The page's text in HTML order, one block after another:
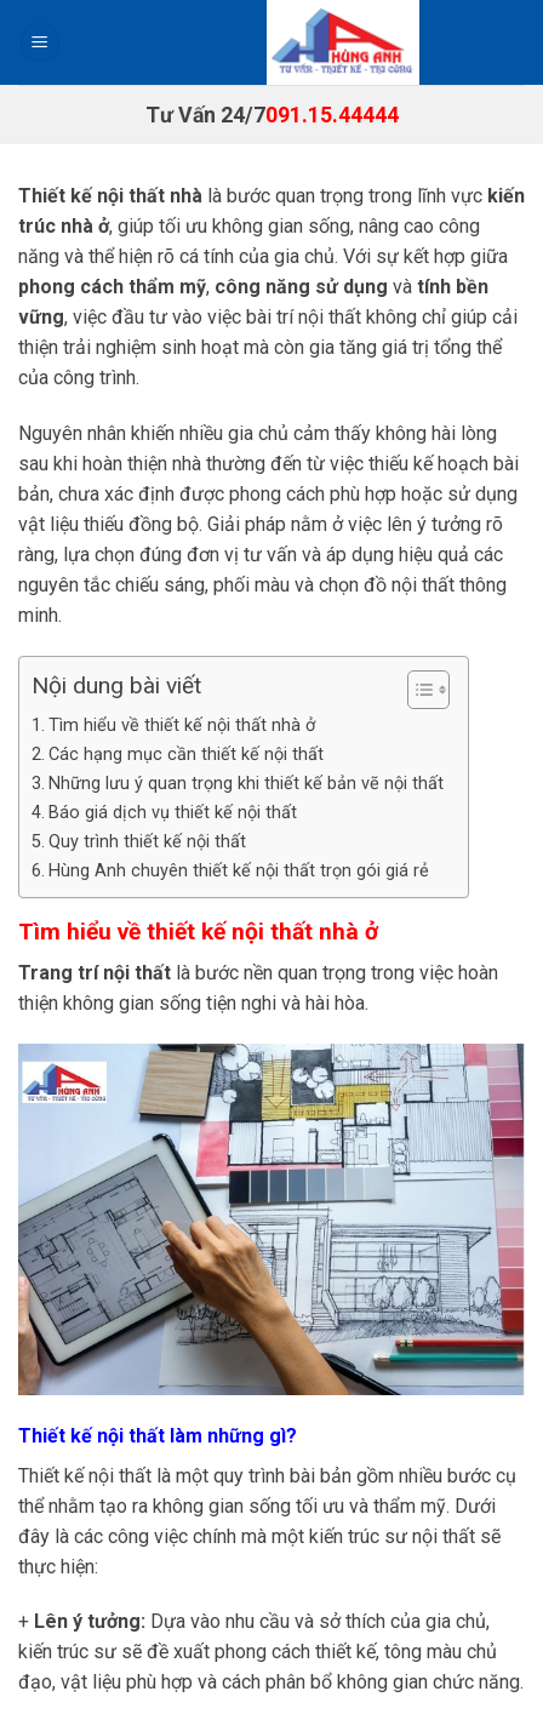
Tư Vấn 24/7091.15.44444
Thiết kế nội thất nhà là bước quan trọng trong lĩnh vực kiến
trúc nhà ở, giúp tối ưu không gian sống, nâng cao công
năng và thể hiện rõ cá tính của gia chủ. Với sự kết hợp giữa
phong cách thẩm mỹ, công năng sử dụng và tính bền
vững, việc đầu tư vào việc bài trí nội thất không chỉ giúp cải
thiện trải nghiệm sinh hoạt mà còn gia tăng giá trị tổng thể
của công trình.
Nguyên nhân khiến nhiều gia chủ cảm thấy không hài lòng
sau khi hoàn thiện nhà thường đến từ việc thiếu kế hoạch bài
bản, chưa xác định được phong cách phù hợp hoặc sử dụng
vật liệu thiếu đồng bộ. Giải pháp nằm ở việc lên ý tưởng rõ
ràng, lựa chọn đúng đơn vị tư vấn và áp dụng hiệu quả các
nguyên tắc chiếu sáng, phối màu và chọn đồ nội thất thông
minh.
Nội dung bài viết
Tìm hiểu về thiết kế nội thất nhà ở
Các hạng mục cần thiết kế nội thất
Những lưu ý quan trọng khi thiết kế bản vẽ nội thất
Báo giá dịch vụ thiết kế nội thất
Quy trình thiết kế nội thất
Hùng Anh chuyên thiết kế nội thất trọn gói giá rẻ
Tìm hiểu về thiết kế nội thất nhà ở
Trang trí nội thất là bước nền quan trọng trong việc hoàn
thiện không gian sống tiện nghi và hài hòa.
Thiết kế nội thất làm những gì?
Thiết kế nội thất là một quy trình bài bản gồm nhiều bước cụ
thể nhằm tạo ra không gian sống tối ưu và thẩm mỹ. Dưới
đây là các công việc chính mà một kiến trúc sư nội thất sẽ
thực hiện:
+ Lên ý tưởng: Dựa vào nhu cầu và sở thích của gia chủ,
kiến trúc sư sẽ đề xuất phong cách thiết kế, tông màu chủ
đạo, vật liệu phù hợp và cách phân bổ không gian chức năng.